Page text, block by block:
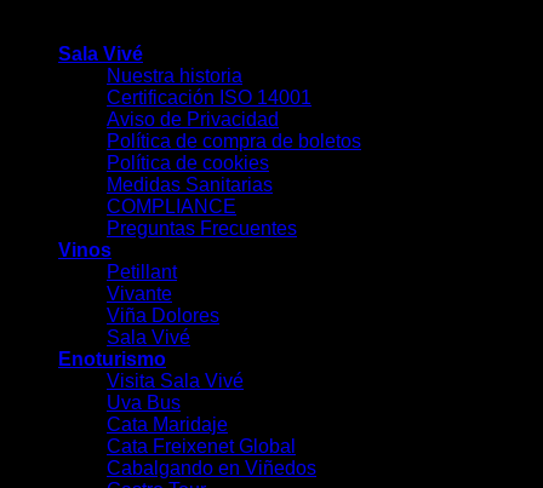
Sala Vivé
Nuestra historia
Certificación ISO 14001
Aviso de Privacidad
Política de compra de boletos
Política de cookies
Medidas Sanitarias
COMPLIANCE
Preguntas Frecuentes
Vinos
Petillant
Vivante
Viña Dolores
Sala Vivé
Enoturismo
Visita Sala Vivé
Uva Bus
Cata Maridaje
Cata Freixenet Global
Cabalgando en Viñedos